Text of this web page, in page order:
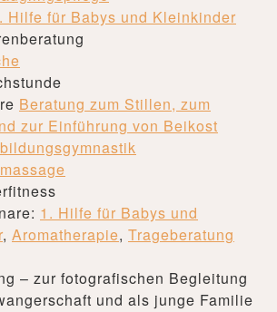
Hilfe für Babys und Kleinkinder
Beratung zum Stillen, zum
zur Einführung von Beikost
1. Hilfe für Babys und
, Aromatherapie, Trageberatung
– zur fotografischen Begleitung
und als junge Familie